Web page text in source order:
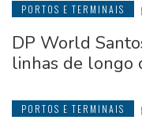
PORTOS E TERMINAIS
DP World
linhas de longo
PORTOS E TERMINAIS